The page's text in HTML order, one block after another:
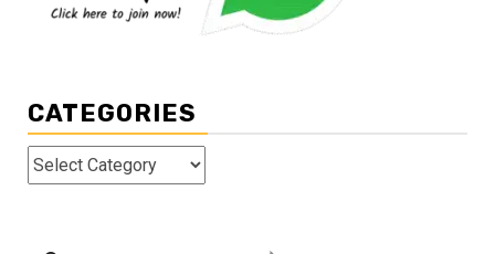
CATEGORIES
Categories